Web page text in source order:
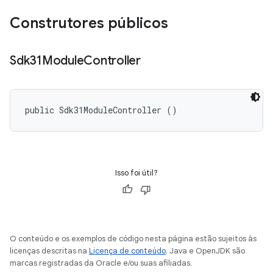
Construtores públicos
Sdk31ModuleController
public Sdk31ModuleController ()
Isso foi útil?
O conteúdo e os exemplos de código nesta página estão sujeitos às
licenças descritas na Licença de conteúdo. Java e OpenJDK são
marcas registradas da Oracle e/ou suas afiliadas.